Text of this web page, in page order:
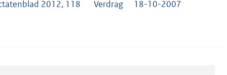
2012, 118 Verdrag 18-10-2007